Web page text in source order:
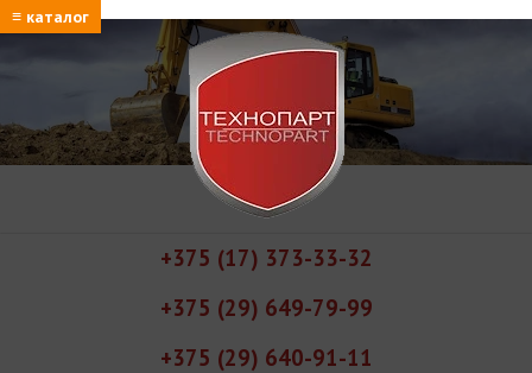
≡ каталог
+375 (17) 373-33-32
+375 (29) 649-79-99
+375 (29) 640-91-11